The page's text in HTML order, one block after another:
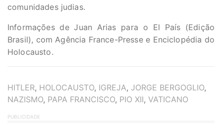
comunidades judias.
Informações de Juan Arias para o El País (Edição
Brasil), com Agência France-Presse e Enciclopédia do
Holocausto.
TAGS
HITLER, HOLOCAUSTO, IGREJA, JORGE BERGOGLIO,
NAZISMO, PAPA FRANCISCO, PIO XII, VATICANO
PUBLICIDADE